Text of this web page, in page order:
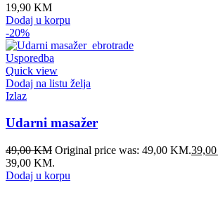
19,90 KM
Dodaj u korpu
-20%
Usporedba
Quick view
Dodaj na listu želja
Izlaz
Udarni masažer
49,00KM Original price was: 49,00 KM.39,00
39,00 KM.
Dodaj u korpu